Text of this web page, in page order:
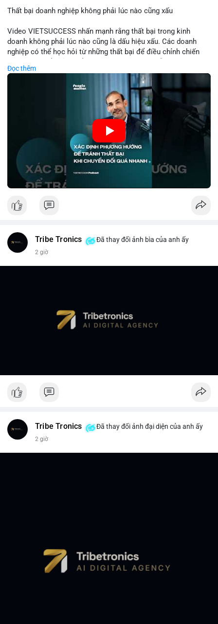
Thất bại doanh nghiệp không phải lúc nào cũng xấu
Video VIETSUCCESS nhấn mạnh rằng thất bại trong kinh
doanh không phải lúc nào cũng là dấu hiệu xấu. Các doanh
nghiệp có thể học hỏi từ những thất bại để điều chỉnh chiến
trình. Trong lĩnh vực tài chính và crypto, hiểu rõ nguyên nhân
thất bại giúp quản lý rủi ro hiệu quả và tránh lặp lại sai lầm.
Điều này đặc biệt quan trọng khi áp dụng vào các mô hình kinh
doanh mới hoặc đầu tư vào dự án blockchain.
🎥 Xem video trực tiếp tại:
Nguồn: VIETSUCCESS
Đọc thêm
Tribe Tronics Đã thay đổi ảnh bìa của anh ấy
2 giờ
Tribe Tronics Đã thay đổi ảnh đại diện của anh ấy
2 giờ